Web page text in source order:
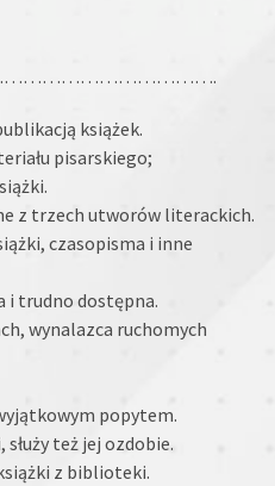
książek.
pisarskiego;
z trzech utworów literackich.
czasopisma i inne
i trudno dostępna.
wynalazca ruchomych
popytem.
też jej ozdobie.
z biblioteki.